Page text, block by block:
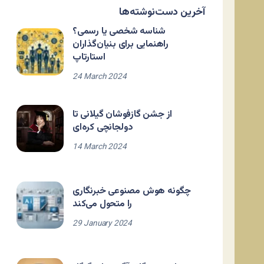
آخرین دست‌نوشته‌ها
شناسه شخصی یا رسمی؟
راهنمایی برای بنیان‌گذاران
استارتاپ
24 March 2024
از جشن گازفوشان گیلانی تا
دولجانچی کره‌ای
14 March 2024
چگونه هوش مصنوعی خبرنگاری
را متحول می‌کند
29 January 2024